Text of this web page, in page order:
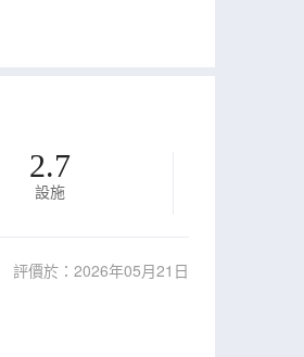
2.7
設施
評價於：2026年05月21日